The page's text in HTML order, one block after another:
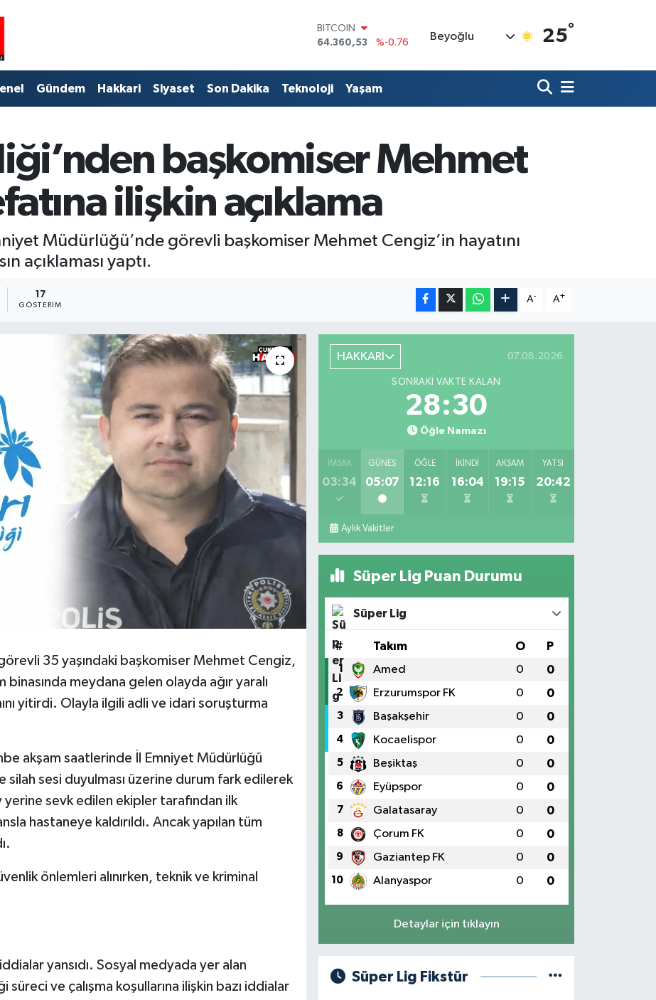
BITCOIN
64.360,53
%-0.76
47,7069
%0.17
EURO
55,0265
6574.81
%1.44
BİST100
Beyoğlu 25°
Gündem Hakkari Siyaset Son Dakika Teknoloji Yaşam
başkomiser Mehmet
ilişkin açıklama
Müdürlüğü’nde görevli başkomiser Mehmet Cengiz’in hayatını
açıklaması yaptı.
17
GÖSTERIM
A- A+
35 yaşındaki başkomiser Mehmet Cengiz,
meydana gelen olayda ağır yaralı
yitirdi. Olayla ilgili adli ve idari soruşturma
akşam saatlerinde İl Emniyet Müdürlüğü
silah sesi duyulması üzerine durum fark edilerek
sevk edilen ekipler tarafından ilk
hastaneye kaldırıldı. Ancak yapılan tüm
önlemleri alınırken, teknik ve kriminal
yansıdı. Sosyal medyada yer alan
ve çalışma koşullarına ilişkin bazı iddialar
HAKKARİ 07.08.2026
SONRAKI VAKTE KALAN
28:29
Öğle Namazı
İMSAK
03:34
GÜNEŞ
05:07
ÖĞLE
12:16
İKINDI
16:04
AKŞAM
19:15
YATSI
20:42
Aylık Vakitler
Süper Lig Puan Durumu
Süper Lig
# Takım O P
1 Amed 0 0
2 Erzurumspor FK 0 0
3 Başakşehir 0 0
4 Kocaelispor 0 0
5 Beşiktaş 0 0
6 Eyüpspor 0 0
7 Galatasaray 0 0
8 Çorum FK 0 0
9 Gaziantep FK 0 0
10 Alanyaspor 0 0
Detaylar için tıklayın
Süper Lig Fikstür